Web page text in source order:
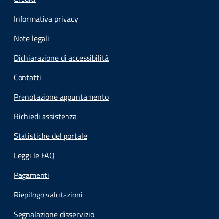
Informativa privacy
Note legali
Dichiarazione di accessibilità
Contatti
Prenotazione appuntamento
Richiedi assistenza
Statistiche del portale
Leggi le FAQ
Pagamenti
Riepilogo valutazioni
Segnalazione disservizio